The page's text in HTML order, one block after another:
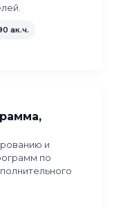
(экскурсии,
школы);
и понятия
реальные примеры